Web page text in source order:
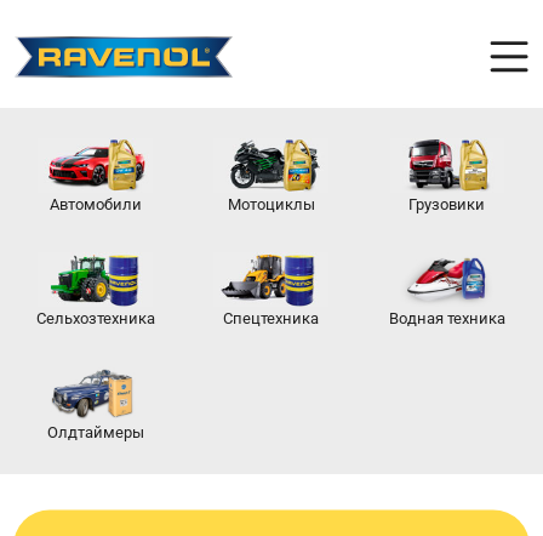
Автомобили Мотоциклы Грузовики
Сельхозтехника Спецтехника Водная техника
Олдтаймеры